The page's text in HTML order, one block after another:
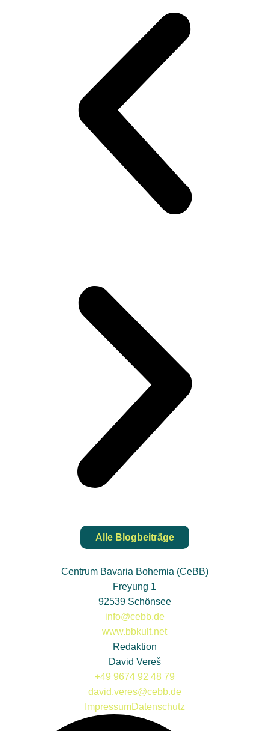
Alle Blogbeiträge
Centrum Bavaria Bohemia (CeBB)
Freyung 1
92539 Schönsee
info@cebb.de
www.bbkult.net
Redaktion
David Vereš
+49 9674 92 48 79
david.veres@cebb.de
ImpressumDatenschutz